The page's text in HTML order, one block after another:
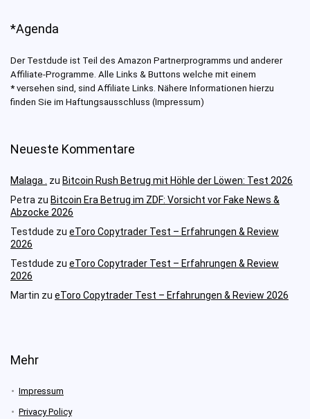
*Agenda
Der Testdude ist Teil des Amazon Partnerprogramms und anderer
Affiliate-Programme. Alle Links & Buttons welche mit einem
*versehen sind, sind Affiliate Links. Nähere Informationen hierzu
finden Sie im Haftungsausschluss (Impressum)
Neueste Kommentare
Malaga . zu Bitcoin Rush Betrug mit Höhle der Löwen: Test 2026
Petra zu Bitcoin Era Betrug im ZDF: Vorsicht vor Fake News &
Abzocke 2026
Testdude zu eToro Copytrader Test – Erfahrungen & Review
2026
Testdude zu eToro Copytrader Test – Erfahrungen & Review
2026
Martin zu eToro Copytrader Test – Erfahrungen & Review 2026
Mehr
Impressum
Privacy Policy